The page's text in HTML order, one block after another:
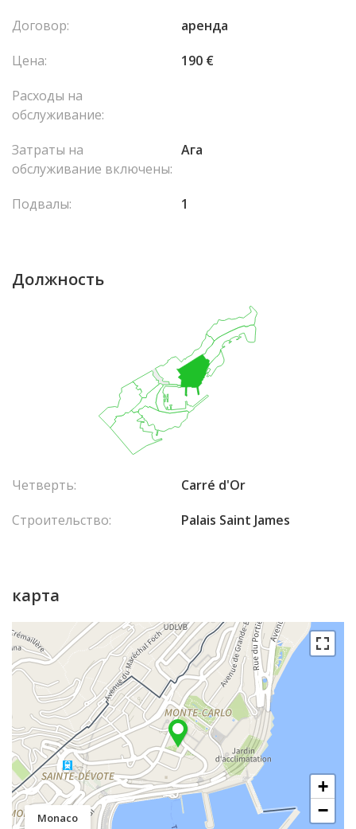
Договор:
аренда
Цена:
190 €
Расходы на
обслуживание:
Затраты на
обслуживание включены:
Ага
Подвалы: 1
Должность
Четверть:
Carré d'Or
Строительство:
Palais Saint James
карта
Monaco
+
−